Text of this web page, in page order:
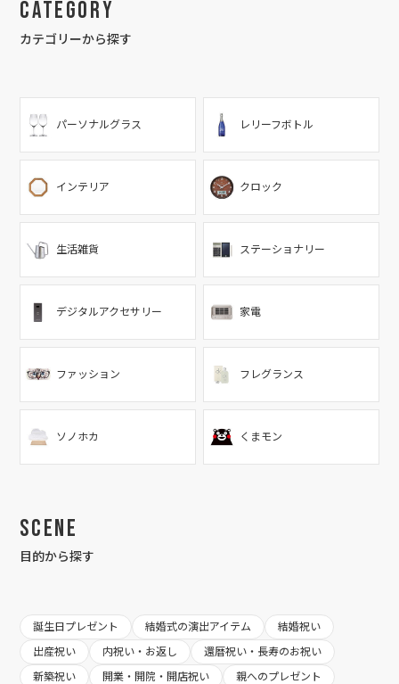
Category
カテゴリーから探す
パーソナルグラス レリーフボトル
インテリア クロック
生活雑貨 ステーショナリー
デジタルアクセサリー 家電
ファッション フレグランス
ソノホカ くまモン
Scene
目的から探す
誕生日プレゼント 結婚式の演出アイテム
結婚祝い
出産祝い
内祝い・お返し
還暦祝い・長寿のお祝い
新築祝い
開業・開院・開店祝い
親へのプレゼント